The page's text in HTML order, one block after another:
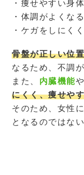
・痩せやすい身
・体調がよくなる
・ケガをしにく
骨盤が正しい位置
なるため、不調
また、 内臓機能や
にくく、痩せや
そのため、女性
となるのではな